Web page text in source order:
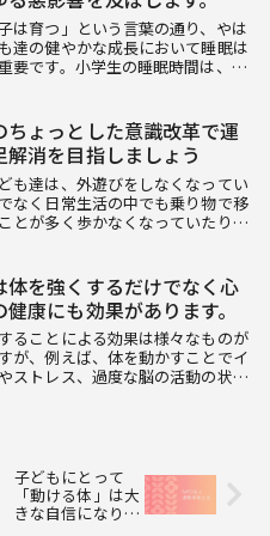
子は育つ」という言葉の通り、やは
達の健やかな成長において睡眠は
要です。小学生の睡眠時間は、学
どの影響で今の子ども達は睡眠不
やす...
ちょっとした意識改革で運
解消を目指しましょう
も達は、外遊びをしなくなってい
なく日常生活の中でも乗り物で移
とが多く歩かなくなっていたり、
ます。運動不足は、思っているよ
なと...
体を強くするだけでなく心
健康にも効果があります。
ることによる効果は様々なものが
が、例えば、体を動かすことでイ
ストレス、過度な脳の活動の状態
子どもにとって
「動ける体」は大
きな自信になりま